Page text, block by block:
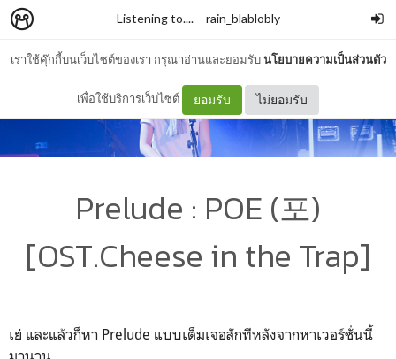
เราใช้คุ๊กกี้บนเว็บไซต์ของเรา กรุณาอ่านและยอมรับนโยบายความเป็นส่วนตัว
เพื่อใช้บริการเว็บไซต์ ยอมรับ ไม่ยอมรับ
Listening to....– rain_blablobly
Prelude : POE (포)
[OST.Cheese in the Trap]
เย่ และแล้วก็หา Prelude แบบเต็มเจอสักทีหลังจากหาเวอร์ชั่นนี้
มานาน